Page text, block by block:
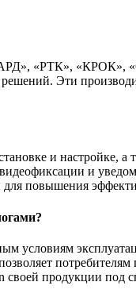
«РТК», «КРОК»,
Эти
и настройке,
и
для повышения
условиям
своей продукции под